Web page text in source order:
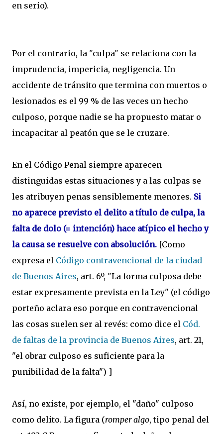
en serio).
Por el contrario, la "culpa" se relaciona con la
imprudencia, impericia, negligencia. Un
accidente de tránsito que termina con muertos o
lesionados es el 99 % de las veces un hecho
culposo, porque nadie se ha propuesto matar o
incapacitar al peatón que se le cruzare.
En el Código Penal siempre aparecen
distinguidas estas situaciones y a las culpas se
les atribuyen penas sensiblemente menores. Si
no aparece previsto el delito a título de culpa, la
falta de dolo (= intención) hace atípico el hecho y
la causa se resuelve con absolución. [Como
expresa el Código contravencional de la ciudad
de Buenos Aires, art. 6º, "La forma culposa debe
estar expresamente prevista en la Ley" (el código
porteño aclara eso porque en contravencional
las cosas suelen ser al revés: como dice el Cód.
de faltas de la provincia de Buenos Aires, art. 21,
"el obrar culposo es suficiente para la
punibilidad de la falta") ]
Así, no existe, por ejemplo, el "daño" culposo
como delito. La figura (romper algo, tipo penal del